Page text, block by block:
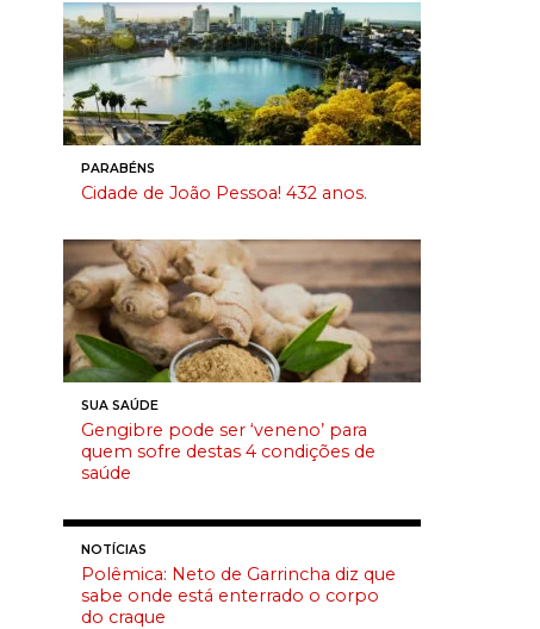
PARABÉNS
Cidade de João Pessoa! 432 anos.
SUA SAÚDE
Gengibre pode ser ‘veneno’ para
quem sofre destas 4 condições de
saúde
NOTÍCIAS
Polêmica: Neto de Garrincha diz que
sabe onde está enterrado o corpo
do craque